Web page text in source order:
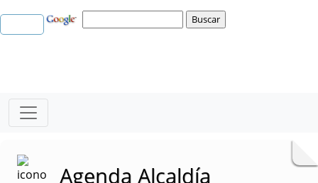
Agenda Alcaldía